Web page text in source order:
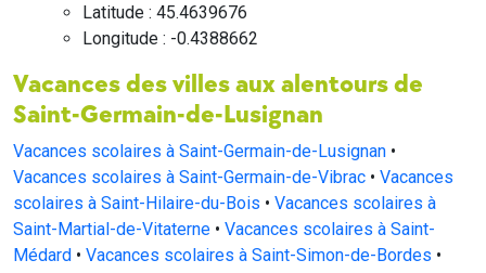
Latitude : 45.4639676
Longitude : -0.4388662
Vacances des villes aux alentours de
Saint-Germain-de-Lusignan
Vacances scolaires à Saint-Germain-de-Lusignan •
Vacances scolaires à Saint-Germain-de-Vibrac • Vacances
scolaires à Saint-Hilaire-du-Bois • Vacances scolaires à
Saint-Martial-de-Vitaterne • Vacances scolaires à Saint-
Médard • Vacances scolaires à Saint-Simon-de-Bordes •